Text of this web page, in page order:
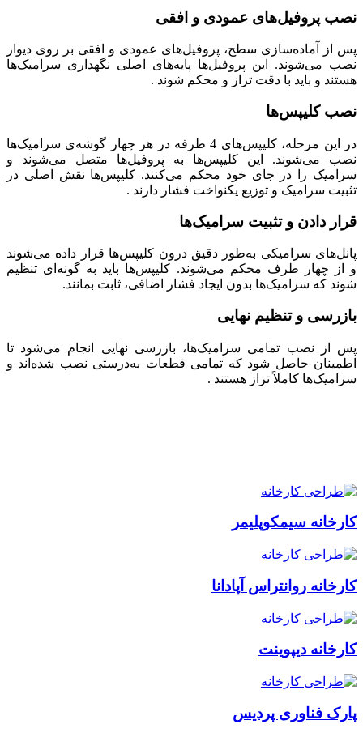
نصب پروفیل‌های عمودی و افقی
پس از آماده‌سازی سطح، پروفیل‌های عمودی و افقی بر روی دیوار
نصب می‌شوند. این پروفیل‌ها پایه‌های اصلی نگهداری سرامیک‌ها
هستند و باید با دقت تراز و محکم شوند .
نصب کلیپس‌ها
در این مرحله، کلیپس‌های 4 طرفه در هر چهار گوشه‌ی سرامیک‌ها
نصب می‌شوند. این کلیپس‌ها به پروفیل‌ها متصل می‌شوند و
سرامیک را در جای خود محکم می‌کنند. کلیپس‌ها نقش اصلی در
تثبیت سرامیک و توزیع یکنواخت فشار دارند .
قرار دادن و تثبیت سرامیک‌ها
پانل‌های سرامیکی به‌طور دقیق درون کلیپس‌ها قرار داده می‌شوند
و از چهار طرف محکم می‌شوند. کلیپس‌ها باید به گونه‌ای تنظیم
شوند که سرامیک‌ها بدون ایجاد فشار اضافی، ثابت بمانند.
بازرسی و تنظیم نهایی
پس از نصب تمامی سرامیک‌ها، بازرسی نهایی انجام می‌شود تا
اطمینان حاصل شود که تمامی قطعات به‌درستی نصب شده‌اند و
سرامیک‌ها کاملاً تراز هستند .
کارخانه سیمکوپلیمر
کارخانه روانتراس آپادانا
کارخانه دیپوینت
پارک فناوری پردیس